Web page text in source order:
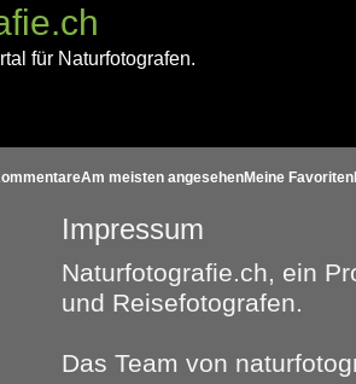
für Naturfotografen.
Am meisten angesehenMeine Favoriten
Impressum
Naturfotografie.ch, ein
und Reisefotografen.
Das Team von